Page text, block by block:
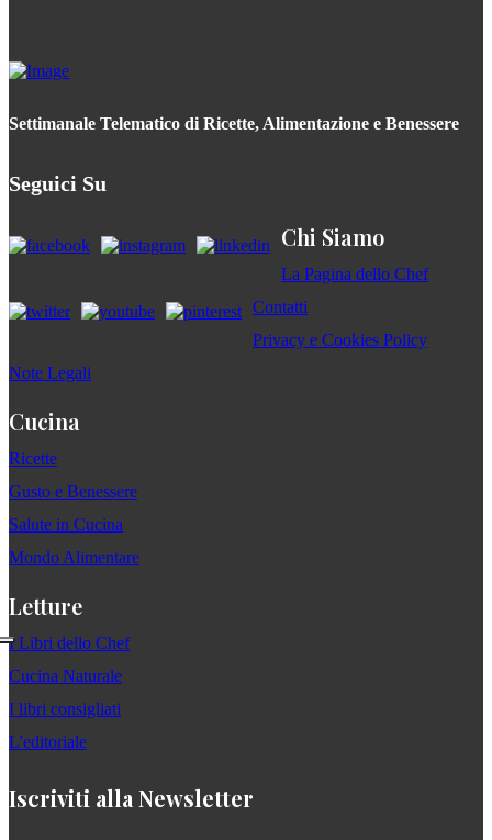
Settimanale Telematico di Ricette, Alimentazione e Benessere
Seguici Su
Chi Siamo
La Pagina dello Chef
Contatti
Privacy e Cookies Policy
Note Legali
Cucina
Ricette
Gusto e Benessere
Salute in Cucina
Mondo Alimentare
Letture
I Libri dello Chef
Cucina Naturale
I libri consigliati
L'editoriale
Iscriviti alla Newsletter